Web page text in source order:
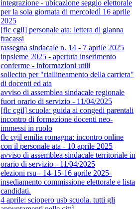
integrazione - ubicazione seggio elettorale
per la sola giornata di mercoledì 16 aprile
2025
[flc cgil] personale ata: lettera di gianna
fracassi
rassegna sindacale n. 14 - 7 aprile 2025
inpsieme 2025 - apertuta inserimento
conferme - informazioni utili
sollecito per "riallineamento della carriera"
di docenti ed ata
avviso di assemblea sindacale regionale
fuori orario di servizio - 11/04/2025
[flc cgil] scuola: guida ai congedi parentali
incontro di formazione docenti neo-
immessi in ruolo
flc cgil emilia romagna: incontro online
con il personale ata - 10 aprile 2025
avviso di assemblea sindacale territoriale in
orario di servizio - 11/04/2025
elezioni rsu - 14-15-16 aprile 2025-
insediamento commissione elettorale e lista
candidati.
4 aprile: sciopero usb scuola. tutti gli